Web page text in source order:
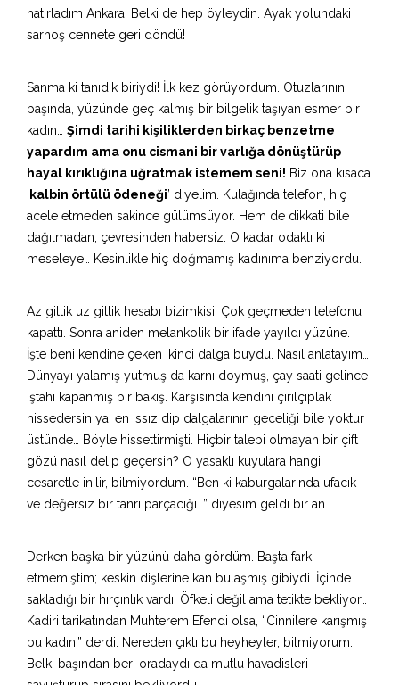
hatırladım Ankara. Belki de hep öyleydin. Ayak yolundaki
sarhoş cennete geri döndü!
Sanma ki tanıdık biriydi! İlk kez görüyordum. Otuzlarının
başında, yüzünde geç kalmış bir bilgelik taşıyan esmer bir
kadın… Şimdi tarihi kişiliklerden birkaç benzetme
yapardım ama onu cismani bir varlığa dönüştürüp
hayal kırıklığına uğratmak istemem seni! Biz ona kısaca
‘kalbin örtülü ödeneği’ diyelim. Kulağında telefon, hiç
acele etmeden sakince gülümsüyor. Hem de dikkati bile
dağılmadan, çevresinden habersiz. O kadar odaklı ki
meseleye… Kesinlikle hiç doğmamış kadınıma benziyordu.
Az gittik uz gittik hesabı bizimkisi. Çok geçmeden telefonu
kapattı. Sonra aniden melankolik bir ifade yayıldı yüzüne.
İşte beni kendine çeken ikinci dalga buydu. Nasıl anlatayım…
Dünyayı yalamış yutmuş da karnı doymuş, çay saati gelince
iştahı kapanmış bir bakış. Karşısında kendini çırılçıplak
hissedersin ya; en ıssız dip dalgalarının geceliği bile yoktur
üstünde… Böyle hissettirmişti. Hiçbir talebi olmayan bir çift
gözü nasıl delip geçersin? O yasaklı kuyulara hangi
cesaretle inilir, bilmiyordum. “Ben ki kaburgalarında ufacık
ve değersiz bir tanrı parçacığı…” diyesim geldi bir an.
Derken başka bir yüzünü daha gördüm. Başta fark
etmemiştim; keskin dişlerine kan bulaşmış gibiydi. İçinde
sakladığı bir hırçınlık vardı. Öfkeli değil ama tetikte bekliyor…
Kadiri tarikatından Muhterem Efendi olsa, “Cinnilere karışmış
bu kadın.” derdi. Nereden çıktı bu heyheyler, bilmiyorum.
Belki başından beri oradaydı da mutlu havadisleri